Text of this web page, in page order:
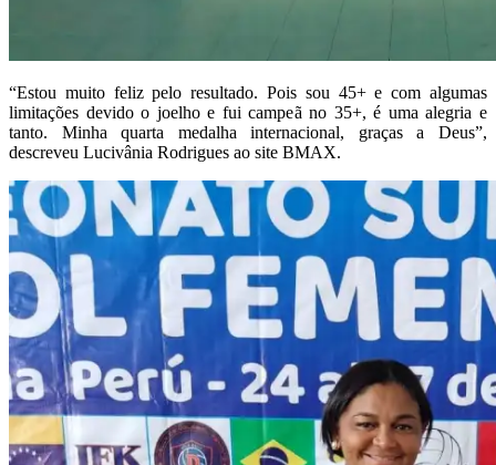
“Estou muito feliz pelo resultado. Pois sou 45+ e com algumas
limitações devido o joelho e fui campeã no 35+, é uma alegria e
tanto. Minha quarta medalha internacional, graças a Deus”,
descreveu Lucivânia Rodrigues ao site BMAX.